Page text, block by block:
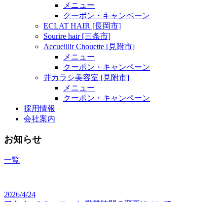
メニュー
クーポン・キャンペーン
ECLAT HAIR [長岡市]
Sourire hair [三条市]
Accueillir Chouette [見附市]
メニュー
クーポン・キャンペーン
井カラシ美容室 [見附市]
メニュー
クーポン・キャンペーン
採用情報
会社案内
お知らせ
一覧
2026/4/24